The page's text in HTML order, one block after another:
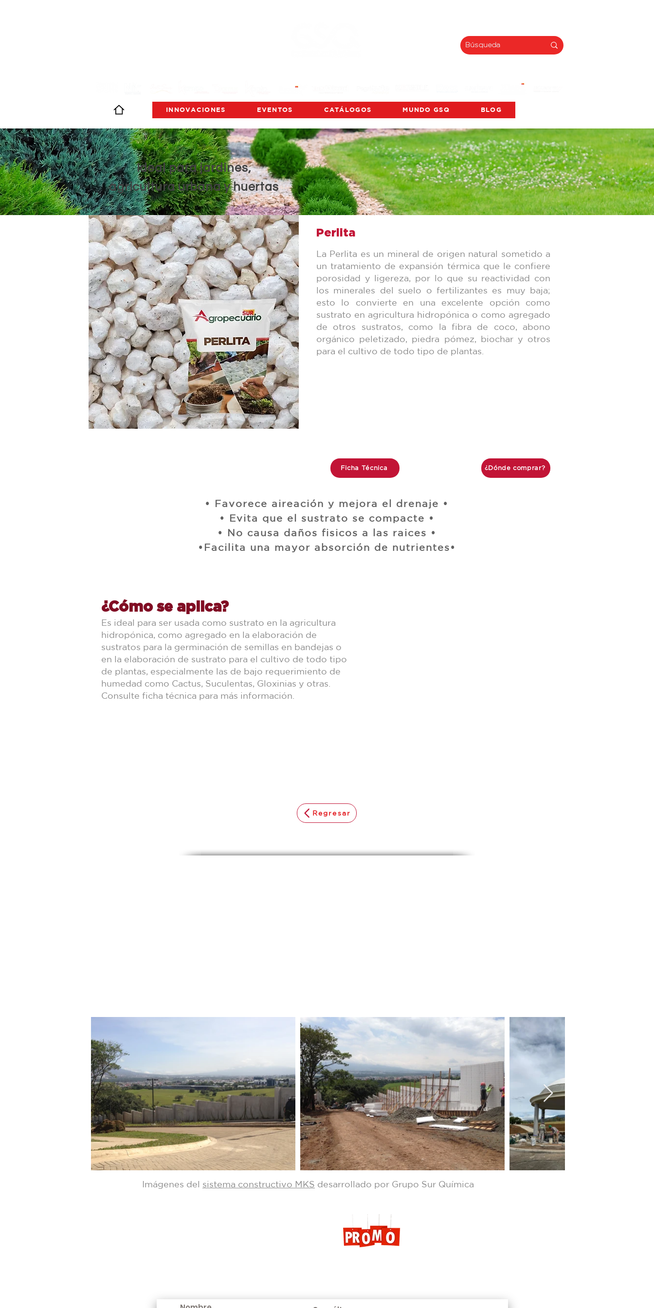
INNOVACIONES EVENTOS CATÁLOGOS MUNDO GSQ BLOG
Ideal para jardines,
agricultura urbana y huertas
Perlita
La Perlita es un mineral de origen natural sometido a
un tratamiento de expansión térmica que le confiere
porosidad y ligereza, por lo que su reactividad con
los minerales del suelo o fertilizantes es muy baja;
esto lo convierte en una excelente opción como
sustrato en agricultura hidropónica o como agregado
de otros sustratos, como la fibra de coco, abono
orgánico peletizado, piedra pómez, biochar y otros
para el cultivo de todo tipo de plantas.
Ficha Técnica ¿Dónde comprar?
• Favorece aireación y mejora el drenaje •
• Evita que el sustrato se compacte •
• No causa daños fisicos a las raices •
•Facilita una mayor absorción de nutrientes•
¿Cómo se aplica?
Es ideal para ser usada como sustrato en la agricultura
hidropónica, como agregado en la elaboración de
sustratos para la germinación de semillas en bandejas o
en la elaboración de sustrato para el cultivo de todo tipo
de plantas, especialmente las de bajo requerimiento de
humedad como Cactus, Suculentas, Gloxinias y otras.
Consulte ficha técnica para más información.
Regresar
Imágenes del sistema constructivo MKS desarrollado por Grupo Sur Química